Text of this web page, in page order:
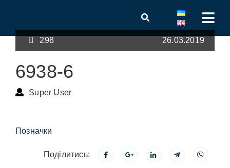
298 26.03.2019
6938-6
Super User
Позначки
Поділитись: